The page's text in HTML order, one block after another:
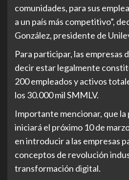
comunidades, para sus
a un país más competitivo”,
González, presidente de
Para participar, las empresas
decir estar legalmente
200 empleados y activos
los 30.000 mil SMMLV.
Importante mencionar, que la
iniciará el próximo 10 de
en introducir a las empresas
conceptos de revolución
transformación digital.